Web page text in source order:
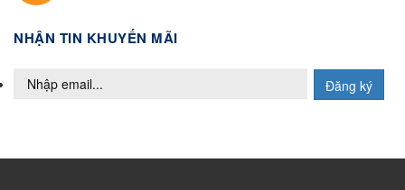
NHẬN TIN KHUYẾN MÃI
Đăng ký